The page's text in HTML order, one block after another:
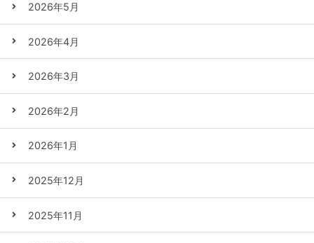
2026年5月
2026年4月
2026年3月
2026年2月
2026年1月
2025年12月
2025年11月